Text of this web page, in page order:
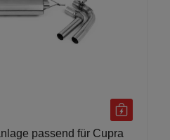
passend für Cupra